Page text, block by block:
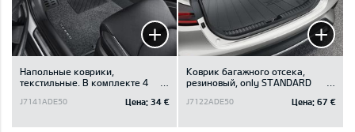
Напольные коврики,
текстильныe. B комплекте 4
J7141ADE50 Цена: 34 €
Коврик багажного отсека,
резиновый, only STANDARD
upper position
J7122ADE50 Цена: 67 €